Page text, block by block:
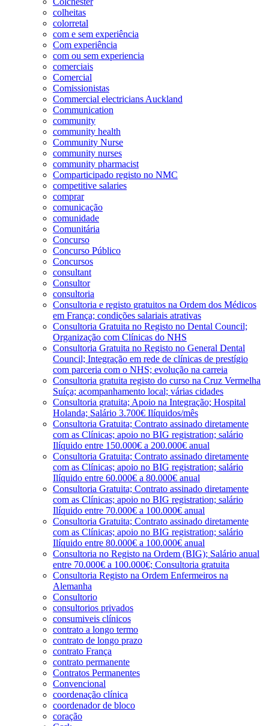
colheitas
colorretal
com e sem experiência
Com experiência
com ou sem experiencia
comerciais
Comercial
Comissionistas
Commercial electricians Auckland
Communication
community
community health
Community Nurse
community nurses
community pharmacist
Comparticipado registo no NMC
competitive salaries
comprar
comunicação
comunidade
Comunitária
Concurso
Concurso Público
Concursos
consultant
Consultor
consultoria
Consultoria e registo gratuitos na Ordem dos Médicos
em França; condições salariais atrativas
Consultoria Gratuita no Registo no Dental Council;
Organização com Clínicas do NHS
Consultoria Gratuita no Registo no General Dental
Council; Integração em rede de clínicas de prestígio
com parceria com o NHS; evolução na carreia
Consultoria gratuita registo do curso na Cruz Vermelha
Suíça; acompanhamento local; várias cidades
Consultoria gratuita; Apoio na Integração; Hospital
Holanda; Salário 3.700€ Ilíquidos/mês
Consultoria Gratuita; Contrato assinado diretamente
com as Clínicas; apoio no BIG registration; salário
Ilíquido entre 150.000€ a 200.000€ anual
Consultoria Gratuita; Contrato assinado diretamente
com as Clínicas; apoio no BIG registration; salário
Ilíquido entre 60.000€ a 80.000€ anual
Consultoria Gratuita; Contrato assinado diretamente
com as Clínicas; apoio no BIG registration; salário
Ilíquido entre 70.000€ a 100.000€ anual
Consultoria Gratuita; Contrato assinado diretamente
com as Clínicas; apoio no BIG registration; salário
Ilíquido entre 80.000€ a 100.000€ anual
Consultoria no Registo na Ordem (BIG); Salário anual
entre 70.000€ a 100.000€; Consultoria gratuita
Consultoria Registo na Ordem Enfermeiros na
Alemanha
Consultorio
consultorios privados
consumiveis clínicos
contrato a longo termo
contrato de longo prazo
contrato França
contrato permanente
Contratos Permanentes
Convencional
coordenação clínica
coordenador de bloco
coração